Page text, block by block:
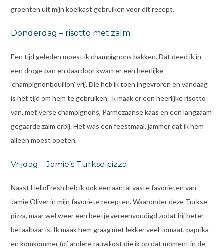
groenten uit mijn koelkast gebruiken voor dit recept.
Donderdag – risotto met zalm
Een tijd geleden moest ik champignons bakken. Dat deed ik in
een droge pan en daardoor kwam er een heerlijke
‘champignonbouillon’ vrij. Die heb ik toen ingevroren en vandaag
is het tijd om hem te gebruiken. Ik maak er een heerlijke risotto
van, met verse champignons, Parmezaanse kaas en een langzaam
gegaarde zalm erbij. Het was een feestmaal, jammer dat ik hem
alleen moest opeten.
Vrijdag – Jamie’s Turkse pizza
Naast HelloFresh heb ik ook een aantal vaste favorieten van
Jamie Oliver in mijn favoriete recepten. Waaronder deze Turkse
pizza, maar wel weer een beetje vereenvoudigd zodat hij beter
betaalbaar is. Ik maak hem graag met lekker veel tomaat, paprika
en komkommer (of andere rauwkost die ik op dat moment in de